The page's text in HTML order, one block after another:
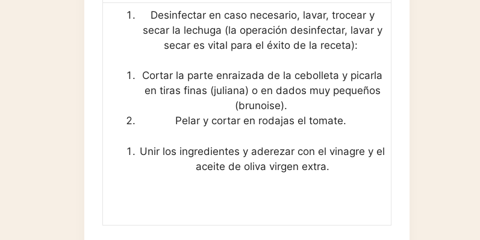
Desinfectar en caso necesario, lavar, trocear y
secar la lechuga (la operación desinfectar, lavar y
secar es vital para el éxito de la receta):
Cortar la parte enraizada de la cebolleta y picarla
en tiras finas (juliana) o en dados muy pequeños
(brunoise).
Pelar y cortar en rodajas el tomate.
Unir los ingredientes y aderezar con el vinagre y el
aceite de oliva virgen extra.